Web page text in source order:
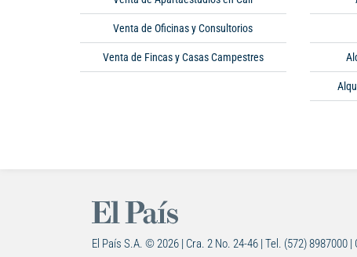
Venta de Oficinas y Consultorios
Venta de Fincas y Casas Campestres
El País S.A. © 2026 | Cra. 2 No. 24-46 | Tel. (572) 8987000 |